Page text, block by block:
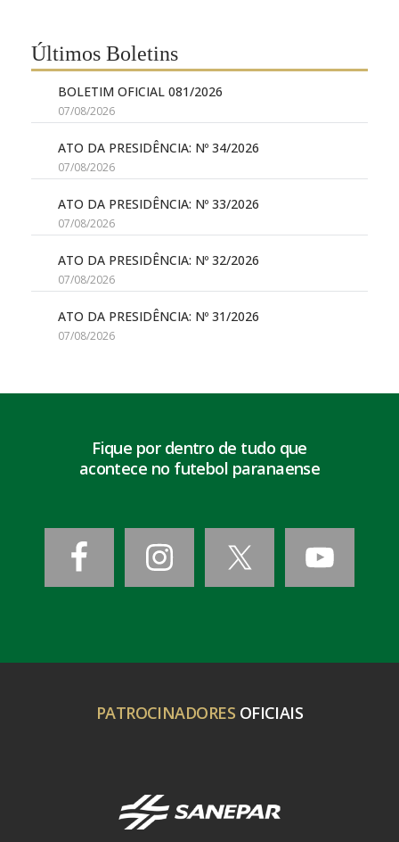
Últimos Boletins
BOLETIM OFICIAL 081/2026
07/08/2026
ATO DA PRESIDÊNCIA: Nº 34/2026
07/08/2026
ATO DA PRESIDÊNCIA: Nº 33/2026
07/08/2026
ATO DA PRESIDÊNCIA: Nº 32/2026
07/08/2026
ATO DA PRESIDÊNCIA: Nº 31/2026
07/08/2026
Fique por dentro de tudo que
acontece no futebol paranaense
PATROCINADORES OFICIAIS